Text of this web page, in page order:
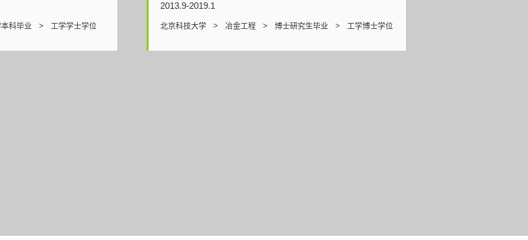
科毕业 > 工学学士学位
2013.9-2019.1
北京科技大学 > 冶金工程 > 博士研究生毕业 > 工学博士学位